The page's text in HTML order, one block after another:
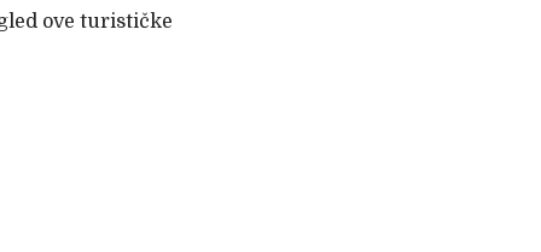
ove turističke